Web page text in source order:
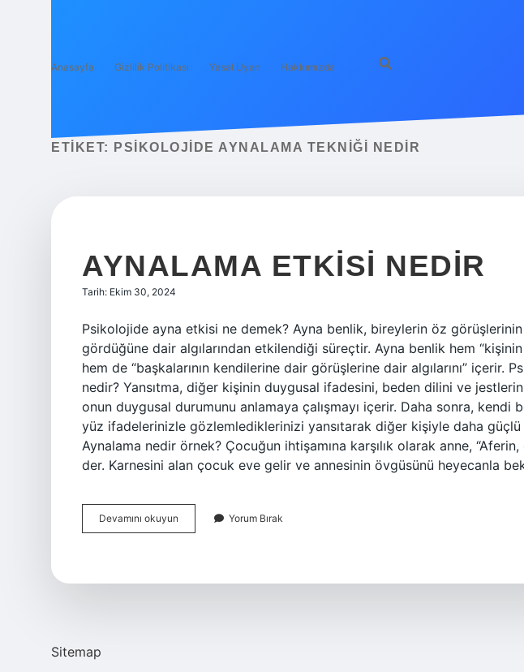
Anasayfa Gizlilik Politikası Yasal Uyarı Hakkımızda
ETIKET: PSIKOLOJIDE AYNALAMA TEKNIĞI NEDIR
AYNALAMA ETKISI NEDIR
Tarih: Ekim 30, 2024
Psikolojide ayna etkisi ne demek? Ayna benlik, bireylerin öz görüşlerinin
gördüğüne dair algılarından etkilendiği süreçtir. Ayna benlik hem
hem de “başkalarının kendilerine dair görüşlerine dair algılarını” içerir.
nedir? Yansıtma, diğer kişinin duygusal ifadesini, beden dilini ve
onun duygusal durumunu anlamaya çalışmayı içerir. Daha sonra, kendi
yüz ifadelerinizle gözlemlediklerinizi yansıtarak diğer kişiyle daha güçlü
Aynalama nedir örnek? Çocuğun ihtişamına karşılık olarak anne,
der. Karnesini alan çocuk eve gelir ve annesinin övgüsünü heyecanla
Devamını okuyun Aynalama
Etkisi
Yorum Bırak
Sitemap